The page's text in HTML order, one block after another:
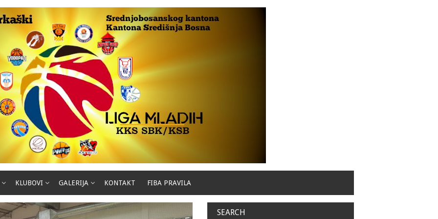
KLUBOVI GALERIJA KONTAKT FIBA PRAVILA
SEARCH